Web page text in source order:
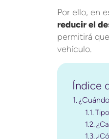
Por ello, en
reducir el
permitirá
vehículo.
Índice